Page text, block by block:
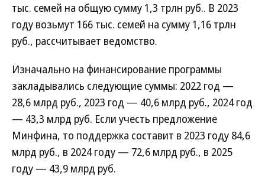
тыс. семей на общую сумму 1,3 трлн руб.. В 2023
году возьмут 166 тыс. семей на сумму 1,16 трлн
руб., рассчитывает ведомство.
Изначально на финансирование программы
закладывались следующие суммы: 2022 год —
28,6 млрд руб., 2023 год — 40,6 млрд руб., 2024 год
— 43,3 млрд руб. Если учесть предложение
Минфина, то поддержка составит в 2023 году 84,6
млрд руб., в 2024 году — 72,6 млрд руб., в 2025
году — 43,9 млрд руб.